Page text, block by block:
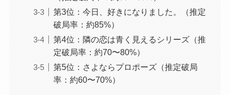
第3位：今日、好きになりました。（推定
破局率：約85%）
第4位：隣の恋は青く見えるシリーズ（推
定破局率：約70〜80%）
第5位：さよならプロポーズ（推定破局
率：約60〜70%）